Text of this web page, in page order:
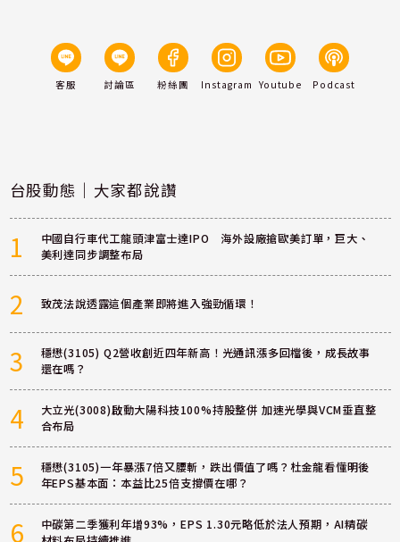
客服 討論區 粉絲團 Instagram Youtube Podcast
台股動態｜大家都說讚
1
中國自行車代工龍頭津富士達IPO 海外設廠搶歐美訂單，巨大、
美利達同步調整布局
2 致茂法說透露這個產業即將進入強勁循環！
3
穩懋(3105) Q2營收創近四年新高！光通訊漲多回檔後，成長故事
還在嗎？
4
大立光(3008)啟動大陽科技100%持股整併 加速光學與VCM垂直整
合布局
5
穩懋(3105)一年暴漲7倍又腰斬，跌出價值了嗎？杜金龍看懂明後
年EPS基本面：本益比25倍支撐價在哪？
6
中碳第二季獲利年增93%，EPS 1.30元略低於法人預期，AI精碳